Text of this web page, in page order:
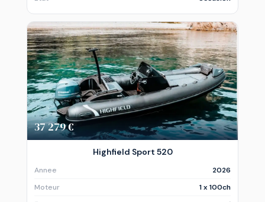
37 279 €
Highfield Sport 520
Annee
2026
Moteur
1 x 100ch